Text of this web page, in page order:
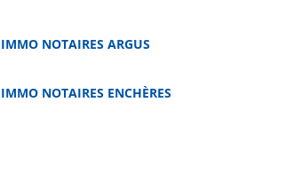
IMMO NOTAIRES ARGUS
IMMO NOTAIRES ENCHÈRES